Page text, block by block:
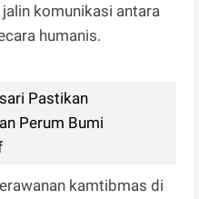
komunikasi antara
humanis.
Pastikan
Perum Bumi
kamtibmas di